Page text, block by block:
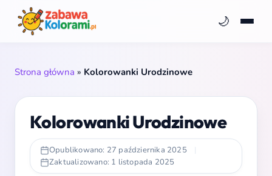
🌙
Strona główna » Kolorowanki Urodzinowe
Kolorowanki Urodzinowe
Opublikowano: 27 października 2025
|
Zaktualizowano: 1 listopada 2025